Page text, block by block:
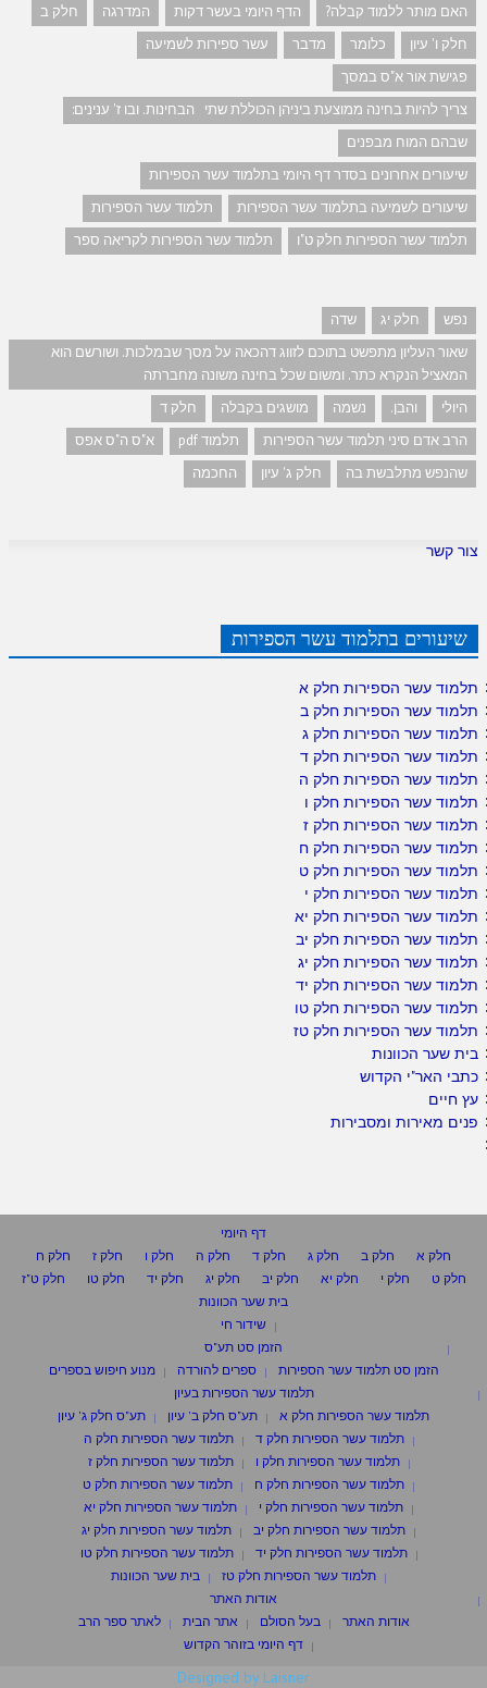
האם מותר ללמוד קבלה?
הדף היומי בעשר דקות המדרגה
חלק ב
חלק ו' עיון
כלומר מדבר
עשר ספירות לשמיעה
פגישת אור א"ס במסך
צריך להיות בחינה ממוצעת ביניהן הכוללת שתי הבחינות. ובו ז' ענינים:
שבהם המוח מבפנים
שיעורים אחרונים בסדר דף היומי בתלמוד עשר הספירות
שיעורים לשמיעה בתלמוד עשר הספירות
תלמוד עשר הספירות
תלמוד עשר הספירות חלק ט"ו
תלמוד עשר הספירות לקריאה ספר
נפש חלק יג
שדה
שאור העליון מתפשט בתוכם לזווג דהכאה על מסך שבמלכות. ושורשם הוא
המאציל הנקרא כתר. ומשום שכל בחינה משונה מחברתה
היולי
והבן. נשמה מושגים בקבלה
חלק ד
הרב אדם סיני תלמוד עשר הספירות
תלמוד pdf
א"ס ה"ס אפס
שהנפש מתלבשת בה
חלק ג' עיון החכמה
צור קשר
שיעורים בתלמוד עשר הספירות
תלמוד עשר הספירות חלק א
תלמוד עשר הספירות חלק ב
תלמוד עשר הספירות חלק ג
תלמוד עשר הספירות חלק ד
תלמוד עשר הספירות חלק ה
תלמוד עשר הספירות חלק ו
תלמוד עשר הספירות חלק ז
תלמוד עשר הספירות חלק ח
תלמוד עשר הספירות חלק ט
תלמוד עשר הספירות חלק י
תלמוד עשר הספירות חלק יא
תלמוד עשר הספירות חלק יב
תלמוד עשר הספירות חלק יג
תלמוד עשר הספירות חלק יד
תלמוד עשר הספירות חלק טו
תלמוד עשר הספירות חלק טז
בית שער הכוונות
כתבי האר"י הקדוש
עץ חיים
פנים מאירות ומסבירות
דף היומי
חלק א
חלק ב חלק ג חלק ד חלק ה חלק ו חלק ז
חלק ח
חלק ט
חלק י חלק יא חלק יב חלק יג חלק יד חלק טו
חלק ט"ז
בית שער הכוונות
שידור חי
הזמן סט תע"ס
הזמן סט תלמוד עשר הספירות
ספרים להורדה
מנוע חיפוש בספרים
תלמוד עשר הספירות בעיון
תלמוד עשר הספירות חלק א
תע"ס חלק ב' עיון
תע"ס חלק ג' עיון
תלמוד עשר הספירות חלק ד
תלמוד עשר הספירות חלק ה
תלמוד עשר הספירות חלק ו
תלמוד עשר הספירות חלק ז
תלמוד עשר הספירות חלק ח
תלמוד עשר הספירות חלק ט
תלמוד עשר הספירות חלק י
תלמוד עשר הספירות חלק יא
תלמוד עשר הספירות חלק יב
תלמוד עשר הספירות חלק יג
תלמוד עשר הספירות חלק יד
תלמוד עשר הספירות חלק טו
תלמוד עשר הספירות חלק טז
בית שער הכוונות
אודות האתר
אודות האתר
בעל הסולם אתר הבית
לאתר ספר הרב
דף היומי בזוהר הקדוש
Designed by Laisner